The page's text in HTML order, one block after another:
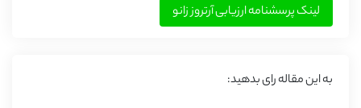
لینک پرسشنامه ارزیابی آرتروز زانو
به این مقاله رای بدهید: